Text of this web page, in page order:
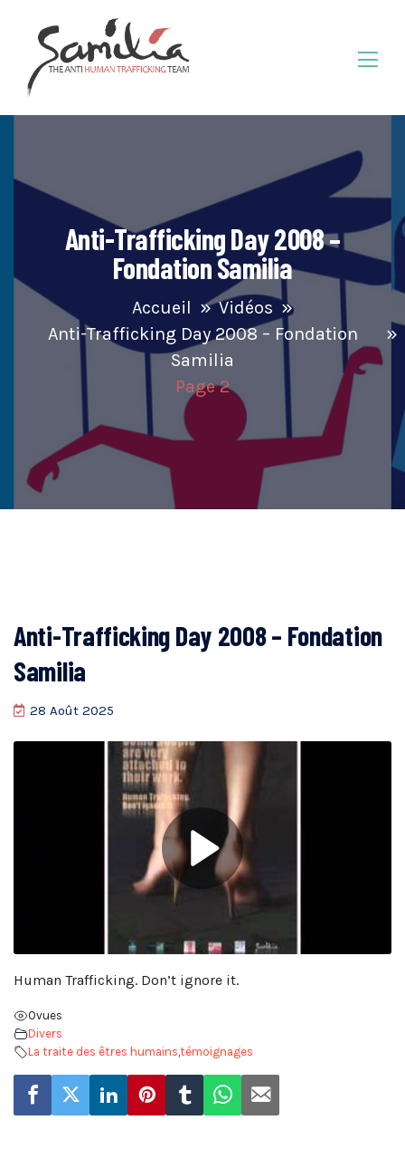
Anti-Trafficking Day 2008 –
Fondation Samilia
Accueil
Vidéos
Anti-Trafficking Day 2008 – Fondation
Samilia
Page 2
Anti-Trafficking Day 2008 – Fondation
Samilia
28 Août 2025
Human Trafficking. Don’t ignore it.
0vues
Divers
La traite des êtres humains,témoignages